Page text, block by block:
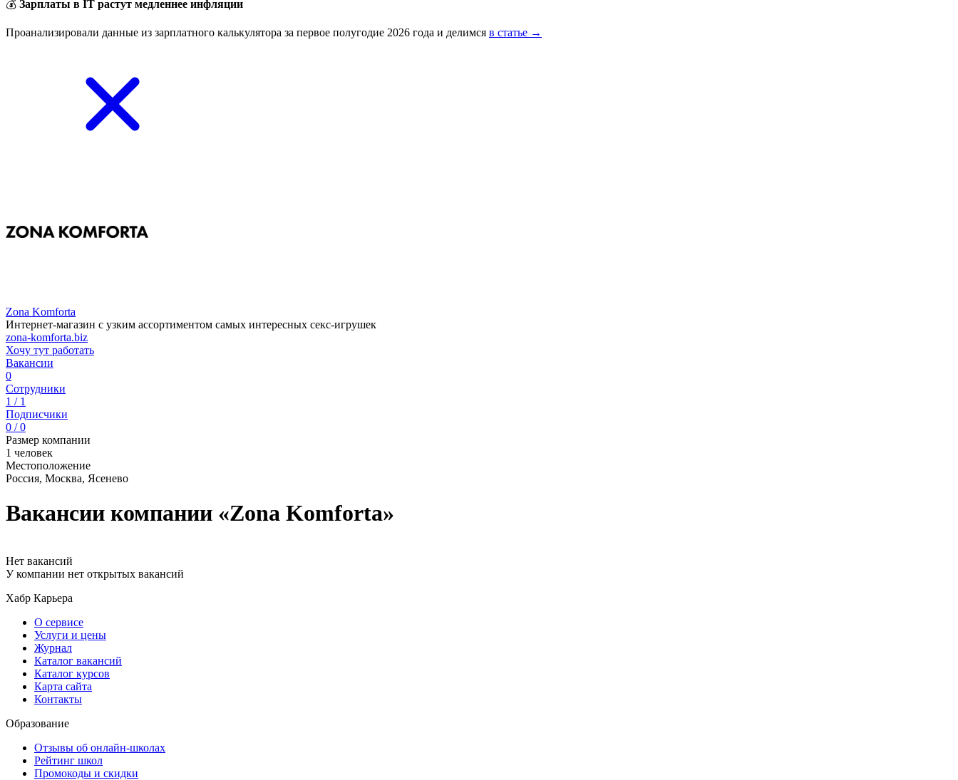
💰 Зарплаты в IT растут медленнее инфляции
Проанализировали данные из зарплатного калькулятора за первое полугодие 2026 года и делимся в статье →
Zona Komforta
Интернет-магазин c узким ассортиментом самых интересных секс-игрушек
zona-komforta.biz
Хочу тут работать
Вакансии
0
Сотрудники
1 / 1
Подписчики
0 / 0
Размер компании
1 человек
Местоположение
Россия, Москва, Ясенево
Вакансии компании «Zona Komforta»
Нет вакансий
У компании нет открытых вакансий
Хабр Карьера
О сервисе
Услуги и цены
Журнал
Каталог вакансий
Каталог курсов
Карта сайта
Контакты
Образование
Отзывы об онлайн-школах
Рейтинг школ
Промокоды и скидки